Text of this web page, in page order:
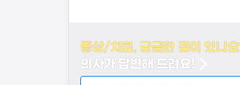
증상/치료, 궁금한 점이 있나
의사가 답변해 드려요!